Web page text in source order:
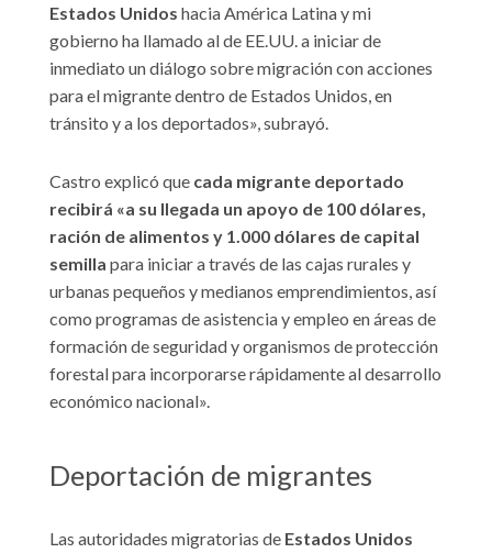
Estados Unidos hacia América Latina y mi
gobierno ha llamado al de EE.UU. a iniciar de
inmediato un diálogo sobre migración con acciones
para el migrante dentro de Estados Unidos, en
tránsito y a los deportados», subrayó.
Castro explicó que cada migrante deportado
recibirá «a su llegada un apoyo de 100 dólares,
ración de alimentos y 1.000 dólares de capital
semilla para iniciar a través de las cajas rurales y
urbanas pequeños y medianos emprendimientos, así
como programas de asistencia y empleo en áreas de
formación de seguridad y organismos de protección
forestal para incorporarse rápidamente al desarrollo
económico nacional».
Deportación de migrantes
Las autoridades migratorias de Estados Unidos